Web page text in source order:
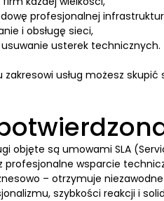
profesjonalnej
i obsługę sieci,
usterek technicznych.
zakresowi usług możesz
objęte są umowami SLA
profesjonalne wsparcie
– otrzymuje
szybkości reakcji i